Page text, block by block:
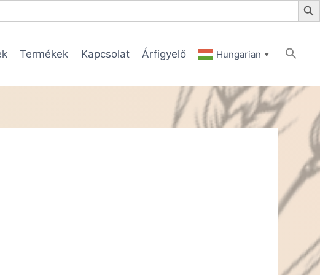
Termékek Kapcsolat Árfigyelő Hungarian ▼